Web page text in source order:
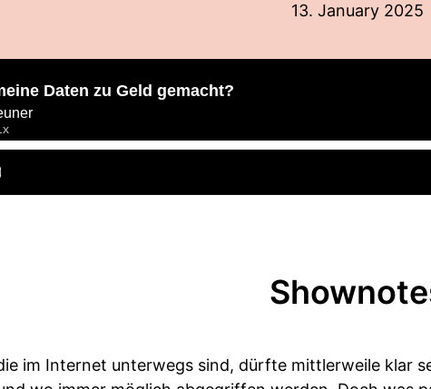
13. January 2025
Daten zu Geld gemacht?
im Internet unterwegs sind, dürfte mittlerweile klar